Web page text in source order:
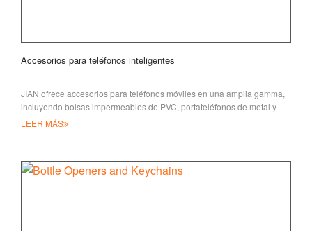
Accesorios para teléfonos inteligentes
JIAN ofrece accesorios para teléfonos móviles en una amplia gamma,
incluyendo bolsas impermeables de PVC, portateléfonos de metal y
plástico, y foo móvil
LEER MÁS